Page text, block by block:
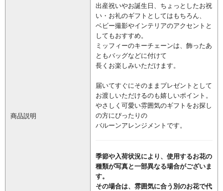
商品説明
出産祝いやお誕生日、ちょっとしたお祝
い・お礼のギフトとしてはもちろん、
ベビー撮影やインテリアのアクセントと
してもおすすめ。
ミッフィーのキーチェーンは、飾ったあ
ともバッグなどに付けて
長くお楽しみいただけます。
届いてすぐにそのままプレゼントとして
お渡しいただけるのも嬉しいポイント。
やさしく可愛い雰囲気のギフトをお探し
の方にぴったりの
バルーンアレンジメントです。
季節や入荷状況により、使用するお花の
種類が写真と一部異なる場合がございま
す。
その場合は、雰囲気に合う別のお花で代